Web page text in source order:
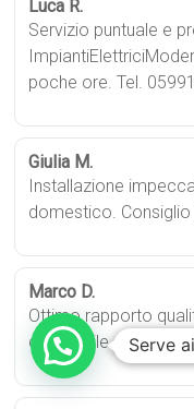
Luca R.
Servizio puntuale e
poche ore. Tel.
Giulia M.
Installazione
domestico.
Marco D.
Ottimo rapporto
disponibile.
Serve